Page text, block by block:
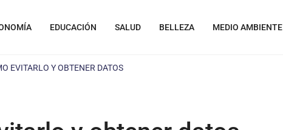
EDUCACIÓN SALUD BELLEZA MEDIO AMBIENTE
EVITARLO Y OBTENER DATOS